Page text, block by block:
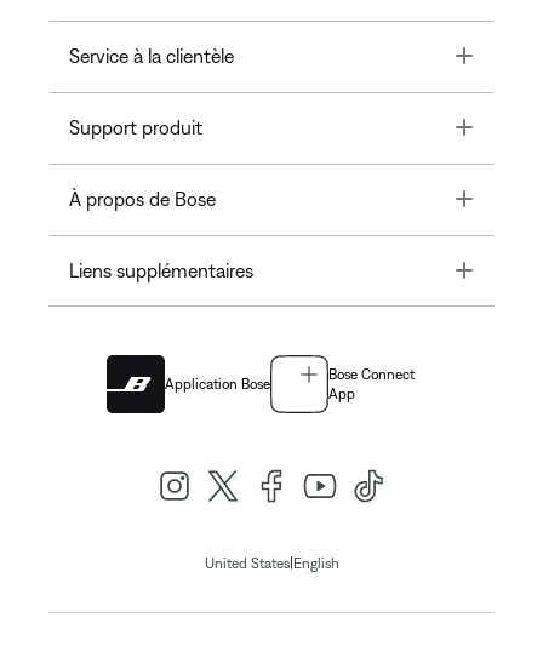
Service à la clientèle Toggle
Support produit Toggle
À propos de Bose Toggle
Liens supplémentaires Toggle
Application Bose
Bose Connect
App
United States| English